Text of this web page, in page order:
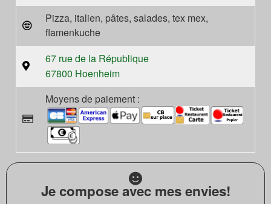
Pizza, italien, pâtes, salades, tex mex,
flamenkuche
67 rue de la République
67800 Hoenheim
Moyens de paiement :
Je compose avec mes envies!